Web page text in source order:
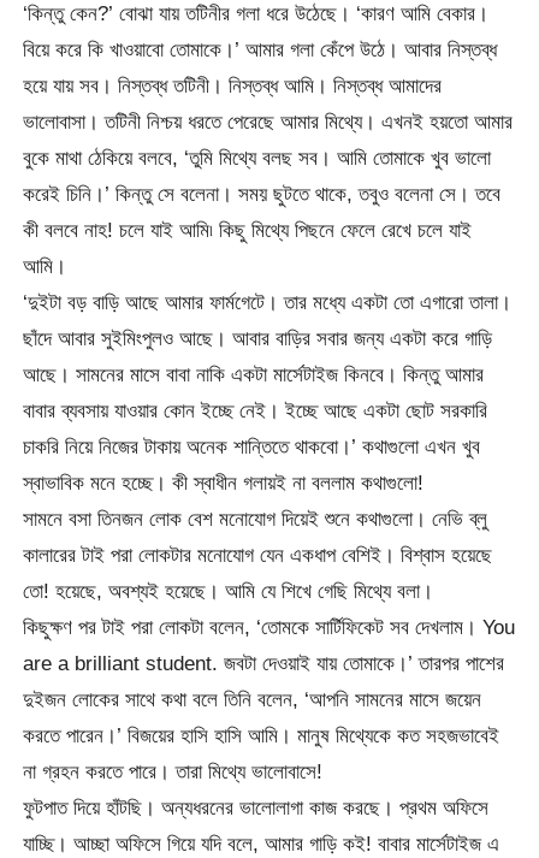
‘কিন্তু কেন?’ বোঝা যায় তটিনীর গলা ধরে উঠেছে। ‘কারণ আমি বেকার।
বিয়ে করে কি খাওয়াবো তোমাকে।’ আমার গলা কেঁপে উঠে। আবার নিস্তব্ধ
হয়ে যায় সব। নিস্তব্ধ তটিনী। নিস্তব্ধ আমি। নিস্তব্ধ আমাদের
ভালোবাসা। তটিনী নিশ্চয় ধরতে পেরেছে আমার মিথ্যে। এখনই হয়তো আমার
বুকে মাথা ঠেকিয়ে বলবে, ‘তুমি মিথ্যে বলছ সব। আমি তোমাকে খুব ভালো
করেই চিনি।’ কিন্তু সে বলেনা। সময় ছুটতে থাকে, তবুও বলেনা সে। তবে
কী বলবে নাহ! চলে যাই আমি৷ কিছু মিথ্যে পিছনে ফেলে রেখে চলে যাই
আমি।
‘দুইটা বড় বাড়ি আছে আমার ফার্মগেটে। তার মধ্যে একটা তো এগারো তালা।
ছাঁদে আবার সুইমিংপুলও আছে। আবার বাড়ির সবার জন্য একটা করে গাড়ি
আছে। সামনের মাসে বাবা নাকি একটা মার্সেটাইজ কিনবে। কিন্তু আমার
বাবার ব্যবসায় যাওয়ার কোন ইচ্ছে নেই। ইচ্ছে আছে একটা ছোট সরকারি
চাকরি নিয়ে নিজের টাকায় অনেক শান্তিতে থাকবো।’ কথাগুলো এখন খুব
স্বাভাবিক মনে হচ্ছে। কী স্বাধীন গলায়ই না বললাম কথাগুলো!
সামনে বসা তিনজন লোক বেশ মনোযোগ দিয়েই শুনে কথাগুলো। নেভি ব্লু
কালারের টাই পরা লোকটার মনোযোগ যেন একধাপ বেশিই। বিশ্বাস হয়েছে
তো! হয়েছে, অবশ্যই হয়েছে। আমি যে শিখে গেছি মিথ্যে বলা।
কিছুক্ষণ পর টাই পরা লোকটা বলেন, ‘তোমকে সার্টিফিকেট সব দেখলাম। You
are a brilliant student. জবটা দেওয়াই যায় তোমাকে।’ তারপর পাশের
দুইজন লোকের সাথে কথা বলে তিনি বলেন, ‘আপনি সামনের মাসে জয়েন
করতে পারেন।’ বিজয়ের হাসি হাসি আমি। মানুষ মিথ্যেকে কত সহজভাবেই
না গ্রহন করতে পারে। তারা মিথ্যে ভালোবাসে!
ফুটপাত দিয়ে হাঁটছি। অন্যধরনের ভালোলাগা কাজ করছে। প্রথম অফিসে
যাচ্ছি। আচ্ছা অফিসে গিয়ে যদি বলে, আমার গাড়ি কই! বাবার মার্সেটাইজ এ